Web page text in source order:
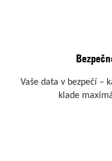
Vaše data v bezpečí –
klade